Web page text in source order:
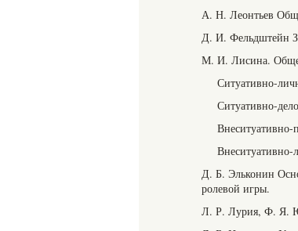
А. Н. Леонтьев
Д. И. Фельдштейн
М. И. Лисина.
Ситуативно-
Ситуативно-
Д. Б. Эльконин
ролевой игры.
Л. Р. Лурия, Ф. Я.